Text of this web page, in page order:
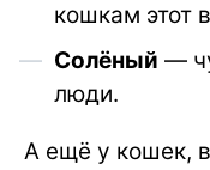
кошкам этот
Солёный —
люди.
А ещё у кошек,